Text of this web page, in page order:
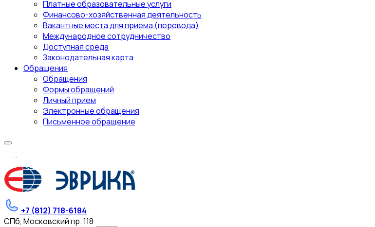
Платные образовательные услуги
Финансово-хозяйственная деятельность
Вакантные места для приема (перевода)
Международное сотрудничество
Доступная среда
Законодательная карта
Обращения
Обращения
Формы обращений
Личный прием
Электронные обращения
Письменное обращение
...
+7 (812) 718-6184
СПб, Московский пр. 118